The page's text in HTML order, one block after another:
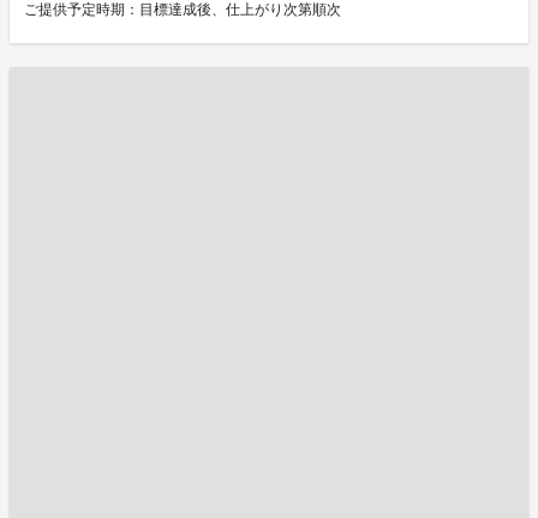
ご提供予定時期：目標達成後、仕上がり次第順次